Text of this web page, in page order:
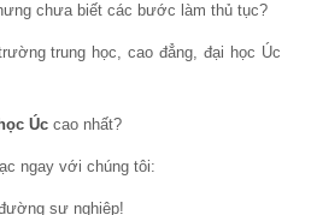
chưa biết các bước làm thủ tục?
trung học, cao đẳng, đại học Úc
Úc cao nhất?
ngay với chúng tôi:
sự nghiệp!